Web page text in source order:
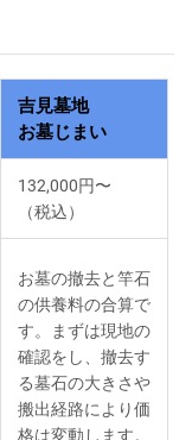
吉見墓地
お墓じまい
132,000円〜
（税込）
お墓の撤去と竿石
の供養料の合算で
す。まずは現地の
確認をし、撤去す
る墓石の大きさや
搬出経路により価
格は変動します。